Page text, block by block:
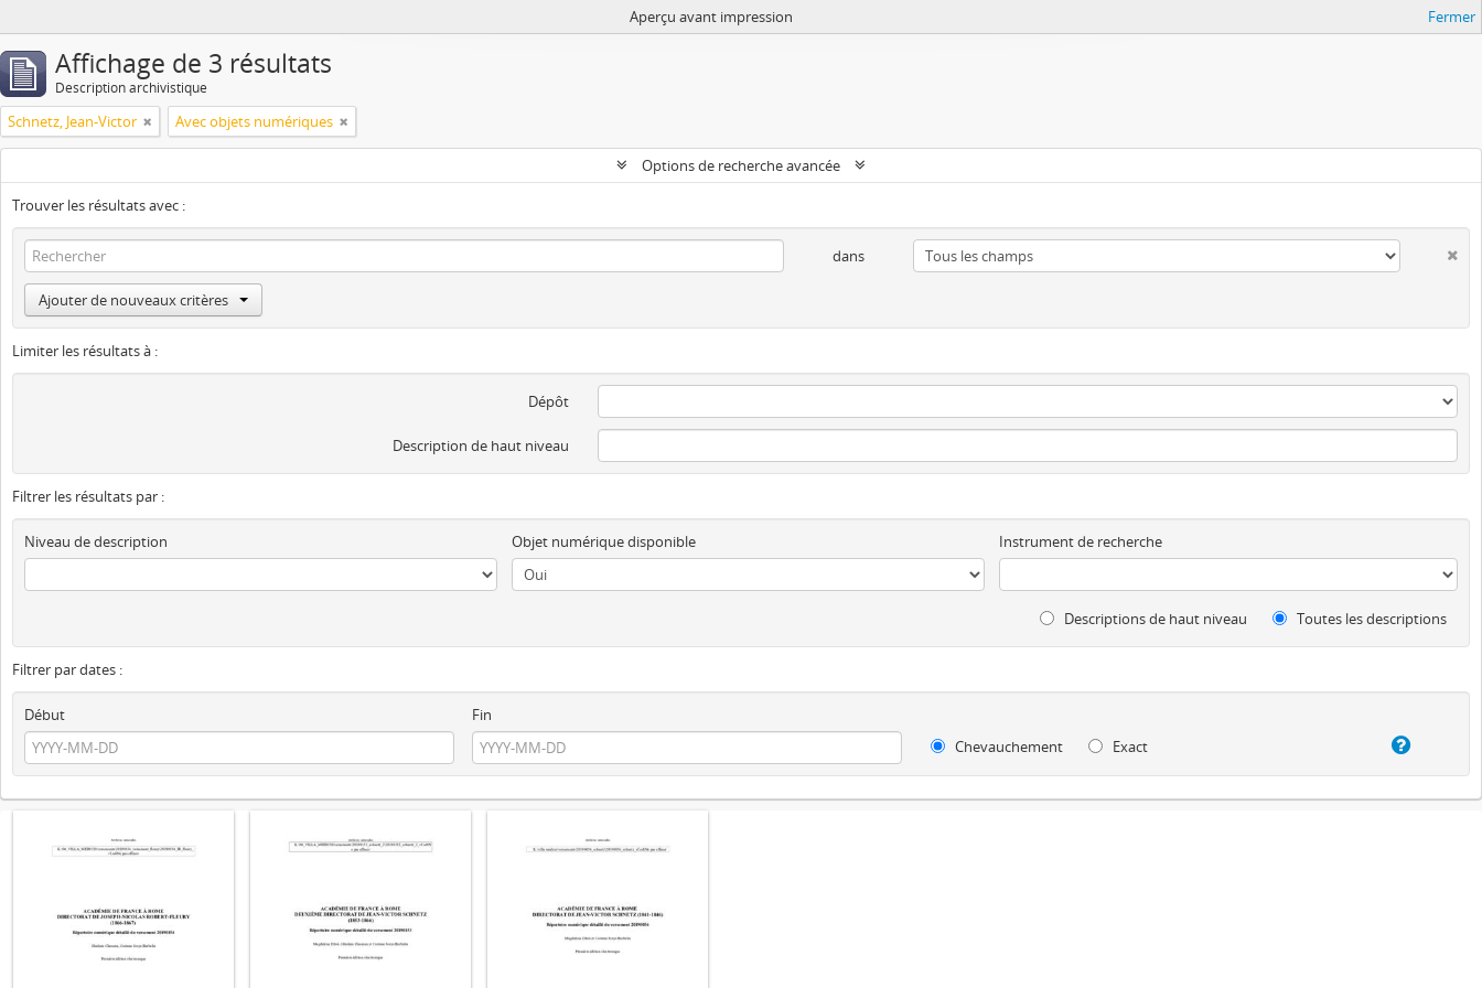
Aperçu avant impression Fermer
Affichage de 3 résultats
Description archivistique
Schnetz, Jean-Victor Avec objets numériques
Options de recherche avancée
Trouver les résultats avec :
dans
Ajouter de nouveaux critères
Limiter les résultats à :
Dépôt
Description de haut niveau
Filtrer les résultats par :
Niveau de description Objet numérique disponible Instrument de recherche
Descriptions de haut niveau Toutes les descriptions
Filtrer par dates :
Début
Fin
Chevauchement
Exact